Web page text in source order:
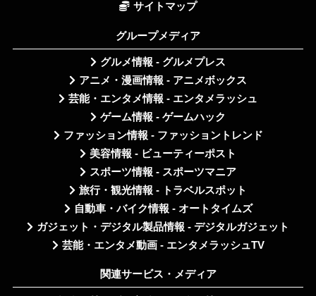
サイトマップ
グループメディア
グルメ情報 - グルメプレス
アニメ・漫画情報 - アニメボックス
芸能・エンタメ情報 - エンタメラッシュ
ゲーム情報 - ゲームハック
ファッション情報 - ファッショントレンド
美容情報 - ビューティーポスト
スポーツ情報 - スポーツマニア
旅行・観光情報 - トラベルスポット
自動車・バイク情報 - オートタイムズ
ガジェット・デジタル製品情報 - デジタルガジェット
芸能・エンタメ動画 - エンタメラッシュTV
関連サービス・メディア